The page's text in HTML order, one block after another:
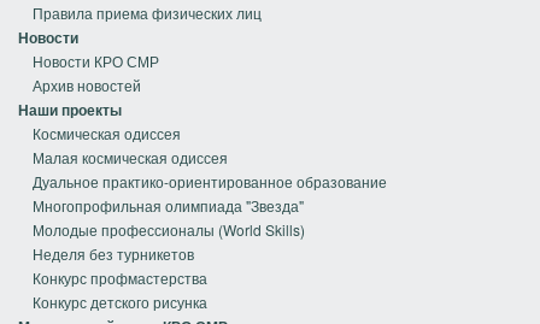
Правила приема физических лиц
Новости
Новости КРО СМР
Архив новостей
Наши проекты
Космическая одиссея
Малая космическая одиссея
Дуальное практико-ориентированное образование
Многопрофильная олимпиада "Звезда"
Молодые профессионалы (World Skills)
Неделя без турникетов
Конкурс профмастерства
Конкурс детского рисунка